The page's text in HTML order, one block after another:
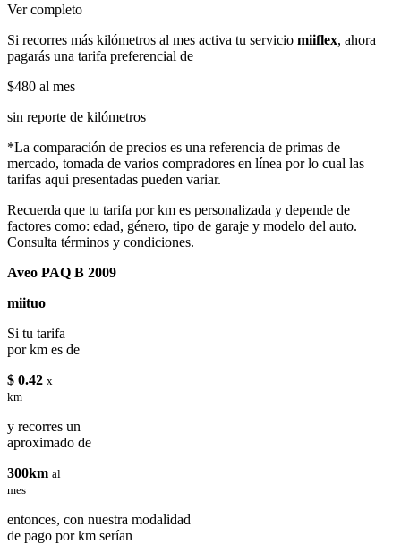
Ver completo
Si recorres más kilómetros al mes activa tu servicio miiflex, ahora
pagarás una tarifa preferencial de
$480 al mes
sin reporte de kilómetros
*La comparación de precios es una referencia de primas de
mercado, tomada de varios compradores en línea por lo cual las
tarifas aqui presentadas pueden variar.
Recuerda que tu tarifa por km es personalizada y depende de
factores como: edad, género, tipo de garaje y modelo del auto.
Consulta términos y condiciones.
Aveo PAQ B 2009
miituo
Si tu tarifa
por km es de
$ 0.42 x
km
y recorres un
aproximado de
300km al
mes
entonces, con nuestra modalidad
de pago por km serían